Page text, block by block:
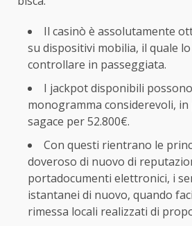
Il casinò è assolutamente
su dispositivi mobilia, il quale
controllare in passeggiata.
I jackpot disponibili
monogramma considerevoli,
sagace per 52.800€.
Con questi rientrano le
doveroso di nuovo di
portadocumenti elettronici, i
istantanei di nuovo, quando
rimessa locali realizzati di